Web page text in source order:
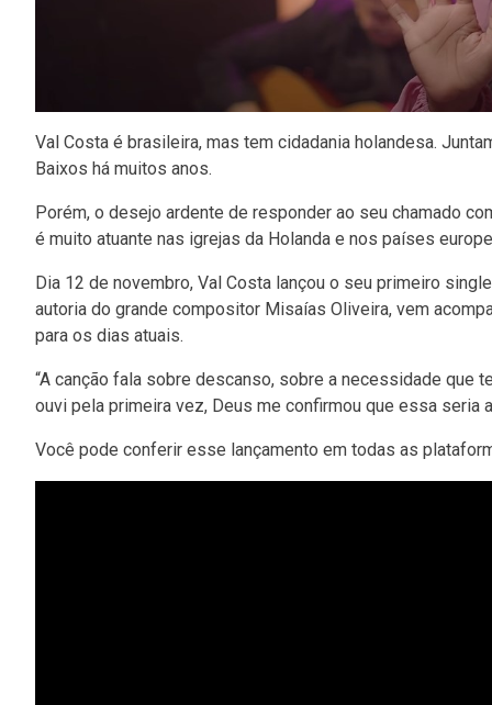
Val Costa é brasileira, mas tem cidadania holandesa.
Baixos há muitos anos.
Porém, o desejo ardente de responder ao seu chamado
é muito atuante nas igrejas da Holanda e nos países
Dia 12 de novembro, Val Costa lançou o seu primeiro
autoria do grande compositor Misaías Oliveira, vem
para os dias atuais.
“A canção fala sobre descanso, sobre a necessidade que
ouvi pela primeira vez, Deus me confirmou que essa seria
Você pode conferir esse lançamento em todas as